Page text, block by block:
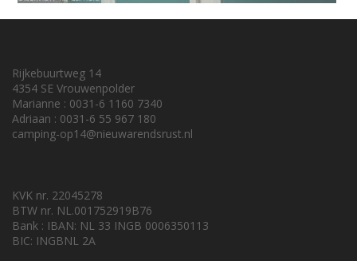
Rijkebuurtweg 14
4354 SE Vrouwenpolder
Marianne : 0031-6 1160 7340
Adriaan : 0031-6 55 967 180
camping-op14@nieuwarendsrust.nl
KVK nr. 22045278
BTW nr. NL.001752919B76
Bank : IBAN: NL 33 INGB 0006350113
BIC: INGBNL 2A